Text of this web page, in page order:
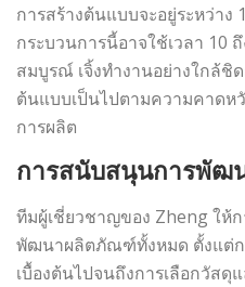
การสร้างต้นแบบจะอยู่ระหว่าง
กระบวนการนี้อาจใช้เวลา 10
สมบูรณ์ เจิ้งทำงานอย่างใกล้ชิ
ต้นแบบเป็นไปตามความคาดห
การผลิต
การสนับสนุนการพั
ทีมผู้เชี่ยวชาญของ Zheng ให้
พัฒนาผลิตภัณฑ์ทั้งหมด ตั้งแต่ก
เบื้องต้นไปจนถึงการเลือกวัสดุ